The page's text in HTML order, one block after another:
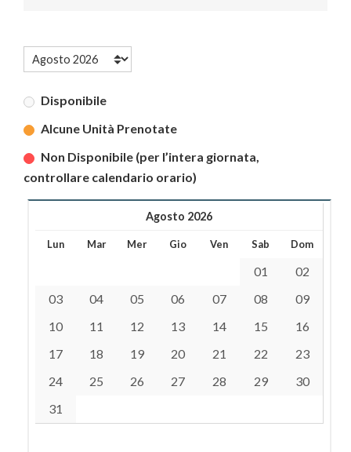
Disponibile
Alcune Unità Prenotate
Non Disponibile (per l’intera giornata,
controllare calendario orario)
Agosto 2026
Lun Mar Mer Gio Ven Sab Dom
01
02
03
04 05 06 07 08
09
10
11 12 13 14 15
16
17
18 19 20 21 22
23
24
25 26 27 28 29
30
31